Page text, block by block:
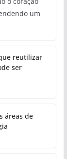
um
reutilizar
ser
áreas de